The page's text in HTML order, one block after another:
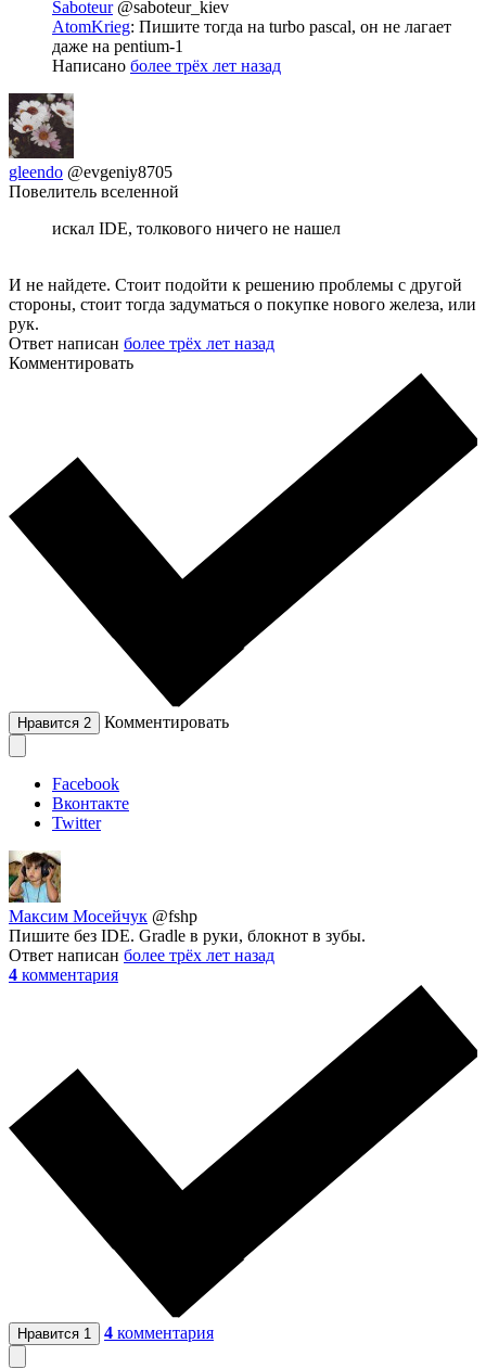
Saboteur @saboteur_kiev
AtomKrieg: Пишите тогда на turbo pascal, он не лагает
даже на pentium-1
Написано более трёх лет назад
gleendo @evgeniy8705
Повелитель вселенной
искал IDE, толкового ничего не нашел
И не найдете. Стоит подойти к решению проблемы с другой
стороны, стоит тогда задуматься о покупке нового железа, или
рук.
Ответ написан более трёх лет назад
Комментировать
Нравится 2 Комментировать
Facebook
Вконтакте
Twitter
Максим Мосейчук @fshp
Пишите без IDE. Gradle в руки, блокнот в зубы.
Ответ написан более трёх лет назад
4 комментария
Нравится 1 4 комментария